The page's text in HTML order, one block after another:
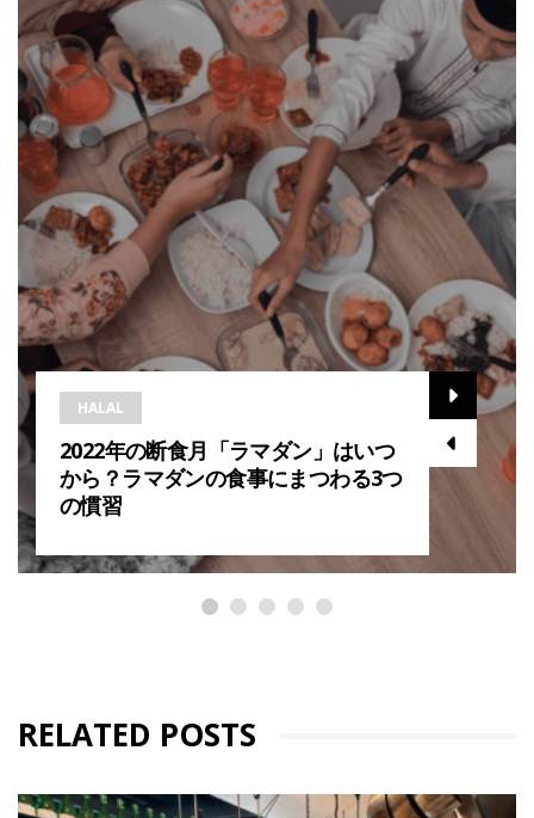
HALAL
2022年の断食月「ラマダン」はいつ
から？ラマダンの食事にまつわる3つ
の慣習
RELATED POSTS